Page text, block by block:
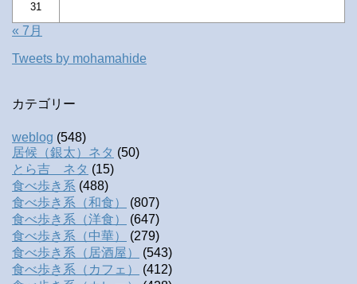
31
« 7月
Tweets by mohamahide
カテゴリー
weblog (548)
居候（銀太）ネタ (50)
とら吉 ネタ (15)
食べ歩き系 (488)
食べ歩き系（和食）
(807)
食べ歩き系（洋食）
(647)
食べ歩き系（中華）
(279)
食べ歩き系（居酒屋）
(543)
食べ歩き系（カフェ）
(412)